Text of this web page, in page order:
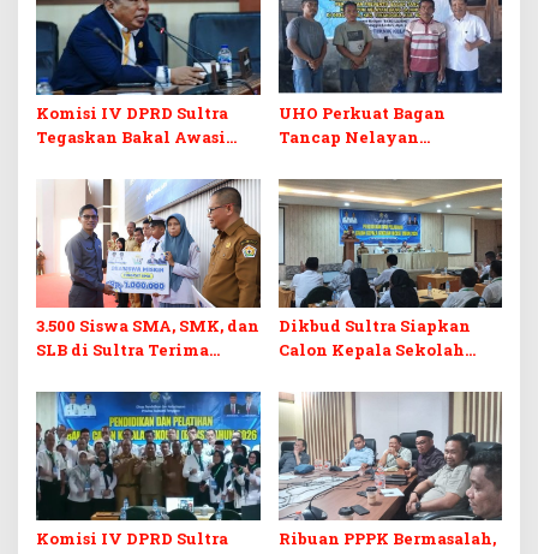
Komisi IV DPRD Sultra
Tegaskan Bakal Awasi
Ancam Tindak Sekolah
yang Menyimpang
UHO Perkuat Bagan
Tancap Nelayan
3.500 Siswa SMA, SMK, dan
SLB di Sultra Terima
Dikbud Sultra Siapkan
Calon Kepala Sekolah
Pelatihan BCKS
Komisi IV DPRD Sultra
Ribuan PPPK Bermasalah,